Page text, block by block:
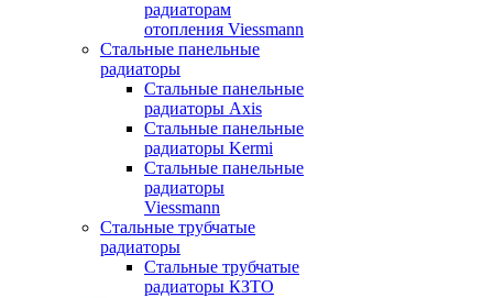
радиаторам
отопления Viessmann
Стальные панельные
радиаторы
Стальные панельные
радиаторы Axis
Стальные панельные
радиаторы Kermi
Стальные панельные
радиаторы
Viessmann
Стальные трубчатые
радиаторы
Стальные трубчатые
радиаторы КЗТО